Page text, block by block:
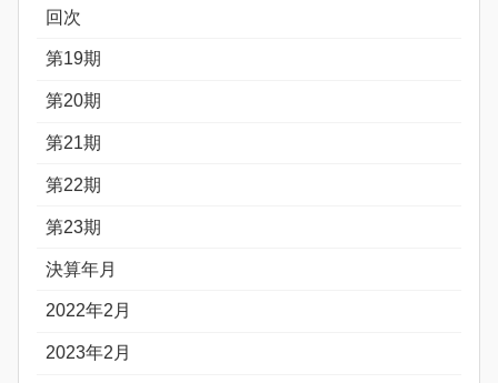
回次
第19期
第20期
第21期
第22期
第23期
決算年月
2022年2月
2023年2月